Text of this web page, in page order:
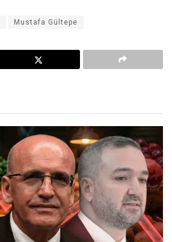
Mustafa Gültepe